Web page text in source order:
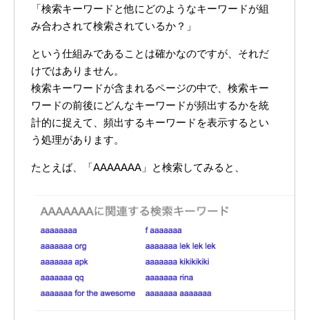
「検索キーワードと他にどのようなキーワードが組
み合わされて検索されているか？」
という仕組みであることは確かなのですが、それだ
けではありません。
検索キーワードが含まれるページの中で、検索キー
ワードの前後にどんなキーワードが頻出するかを統
計的に捉えて、頻出するキーワードを表示するとい
う処理があります。
たとえば、「AAAAAAA」と検索してみると、